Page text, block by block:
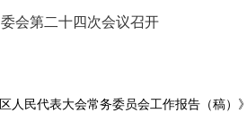
会第二十四次会议召开
人民代表大会常务委员会工作报告（稿）